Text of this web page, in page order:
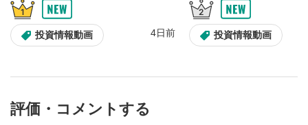
スライダーを上下すると音量が調整できます。
8
全画面表示
投資情報動画 4日前 投資情報動画
評価・コメントする